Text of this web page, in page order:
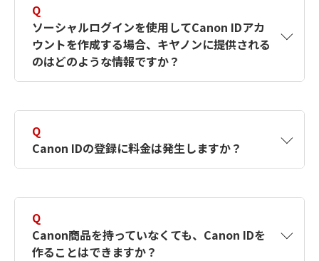
す。詳しい作成方法は【カメラ】Canon IDとは
何ですか？Canon IDの作成方法は？をご確認く
ださい。
Q
ソーシャルログインを使用してCanon IDアカ
ウントを作成する場合、キヤノンに提供される
のはどのような情報ですか？
択したサービスから取得します。アカウントを
簡単に作成できるように、この情報を使用して
Canon IDの登録フォームを入力します。
Q
Canon IDの登録に料金は発生しますか？
Q
Canon商品を持っていなくても、Canon IDを
作ることはできますか？